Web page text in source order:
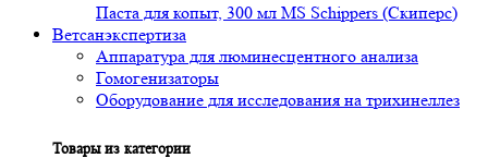
Паста для копыт, 300 мл MS Schippers (Скиперс)
Ветсанэкспертиза
Аппаратура для люминесцентного анализа
Гомогенизаторы
Оборудование для исследования на трихинеллез
Товары из категории